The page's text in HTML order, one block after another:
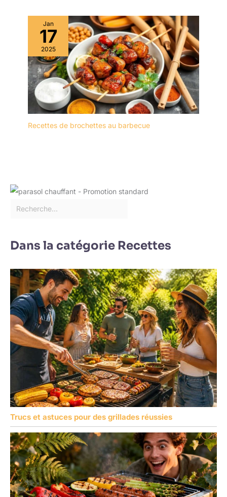
Jan
17
2025
Recettes de brochettes au barbecue
Dans la catégorie Recettes
Trucs et astuces pour des grillades réussies